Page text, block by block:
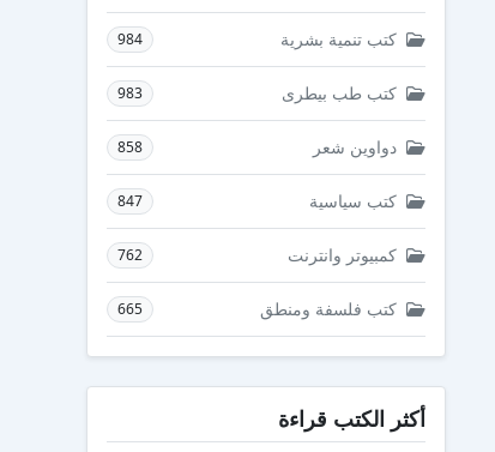
كتب تنمية بشرية 984
كتب طب بيطرى 983
دواوين شعر 858
كتب سياسية 847
كمبيوتر وانترنت 762
كتب فلسفة ومنطق 665
أكثر الكتب قراءة